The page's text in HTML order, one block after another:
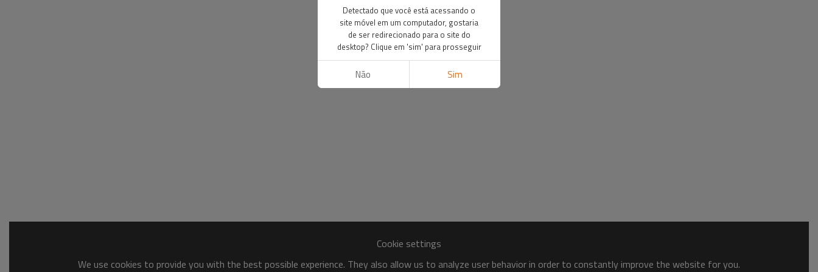
Cookie settings
We use cookies to provide you with the best possible experience. They also allow us to analyze user behavior in order to constantly improve the website for you.
Detectado que você está acessando o
site móvel em um computador, gostaria
de ser redirecionado para o site do
desktop? Clique em 'sim' para prosseguir
Não Sim